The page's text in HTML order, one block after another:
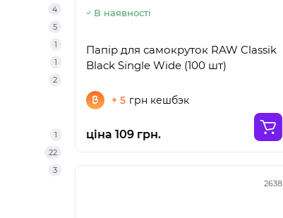
4
5
1
1
2
1
22
3
В наявності
Папір для самокруток RAW Classik
Black Single Wide (100 шт)
+ 5 грн кешбэк
ціна 109 грн.
2638